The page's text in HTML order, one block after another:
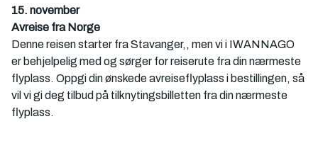
15. november
Avreise fra Norge
Denne reisen starter fra Stavanger,, men vi i IWANNAGO
er behjelpelig med og sørger for reiserute fra din nærmeste
flyplass. Oppgi din ønskede avreiseflyplass i bestillingen, så
vil vi gi deg tilbud på tilknytingsbilletten fra din nærmeste
flyplass.